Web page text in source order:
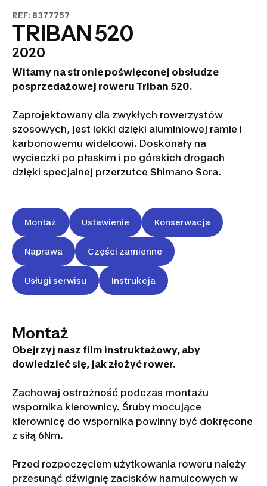
REF: 8377757
TRIBAN 520
2020
Witamy na stronie poświęconej obsłudze
posprzedażowej roweru Triban 520.
Zaprojektowany dla zwykłych rowerzystów
szosowych, jest lekki dzięki aluminiowej ramie i
karbonowemu widelcowi. Doskonały na
wycieczki po płaskim i po górskich drogach
dzięki specjalnej przerzutce Shimano Sora.
Montaż Ustawienie Konserwacja
Naprawa Części zamienne
Usługi serwisu Instrukcja
Montaż
Obejrzyj nasz film instruktażowy, aby
dowiedzieć się, jak złożyć rower.
Zachowaj ostrożność podczas montażu
wspornika kierownicy. Śruby mocujące
kierownicę do wspornika powinny być dokręcone
z siłą 6Nm.
Przed rozpoczęciem użytkowania roweru należy
przesunąć dźwignię zacisków hamulcowych w